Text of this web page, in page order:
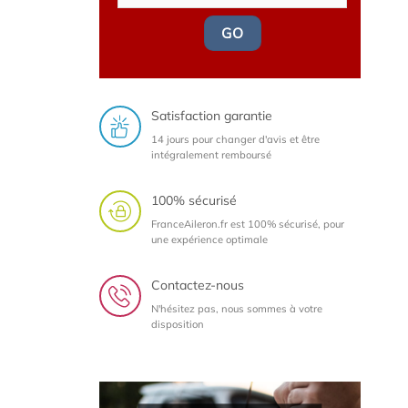
GO
Satisfaction garantie
14 jours pour changer d'avis et être
intégralement remboursé
100% sécurisé
FranceAileron.fr est 100% sécurisé, pour
une expérience optimale
Contactez-nous
N'hésitez pas, nous sommes à votre
disposition